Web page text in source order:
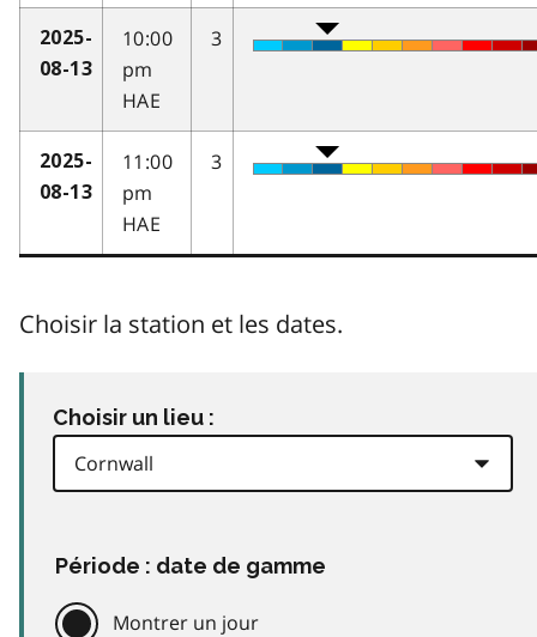
2025-
08-13
10:00
pm
HAE
3
2025-
08-13
11:00
pm
HAE
3
Choisir la station et les dates.
Choisir un lieu :
Période : date de gamme
Montrer un jour